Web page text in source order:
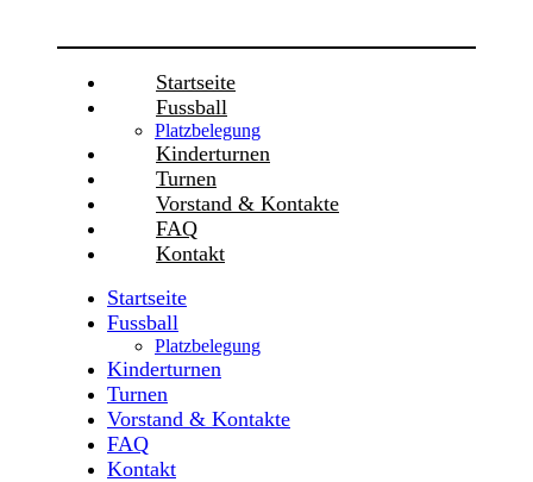
Startseite
Fussball
Platzbelegung
Kinderturnen
Turnen
Vorstand & Kontakte
FAQ
Kontakt
Startseite
Fussball
Platzbelegung
Kinderturnen
Turnen
Vorstand & Kontakte
FAQ
Kontakt